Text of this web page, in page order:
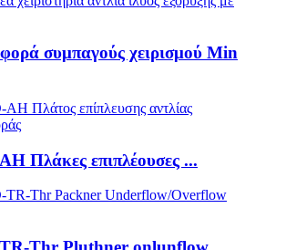
συμπαγούς χειρισμού Min
Πλάκες επιπλέουσες ...